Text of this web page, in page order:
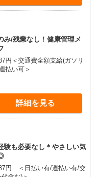
み/残業なし！健康管理メ
円＜交通費全額支給(ガソリ
払い可＞
詳細を見る
験も必要なし＊やさしい気
円 ＜日払い有/週払い有/交